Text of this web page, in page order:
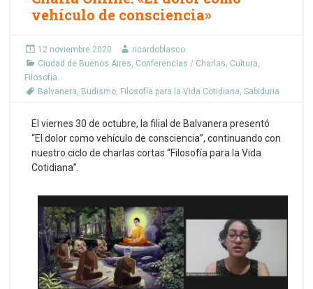
vehículo de consciencia»
12 noviembre 2020
ricardoblasco
Ciudad de Buenos Aires, Conferencias / Charlas, Cultura,
Filosofía
Balvanera, Budismo, Filosofía para la Vida Cotidiana, Sabiduria
El viernes 30 de octubre, la filial de Balvanera presentó
“El dolor como vehículo de consciencia”, continuando con
nuestro ciclo de charlas cortas “Filosofía para la Vida
Cotidiana”.